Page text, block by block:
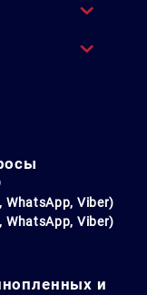
WhatsApp, Viber)
WhatsApp, Viber)
и